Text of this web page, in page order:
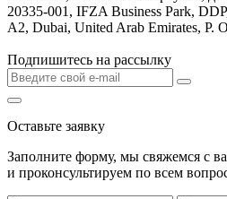
20335-001, IFZA Business Park,
A2, Dubai, United Arab Emirates, P.
Подпишитесь на рассылку
Оставьте заявку
Заполните форму, мы свяжемся с
и проконсультируем по всем